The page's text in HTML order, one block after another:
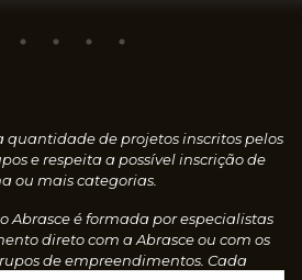
quantidade de projetos inscritos pelos
e respeita a possível inscrição de
ou mais categorias.
Abrasce é formada por especialistas
direto com a Abrasce ou com os
de empreendimentos. Cada